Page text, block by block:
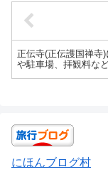
正伝寺(正伝護国禅寺
や駐車場、拝観料な
にほんブログ村